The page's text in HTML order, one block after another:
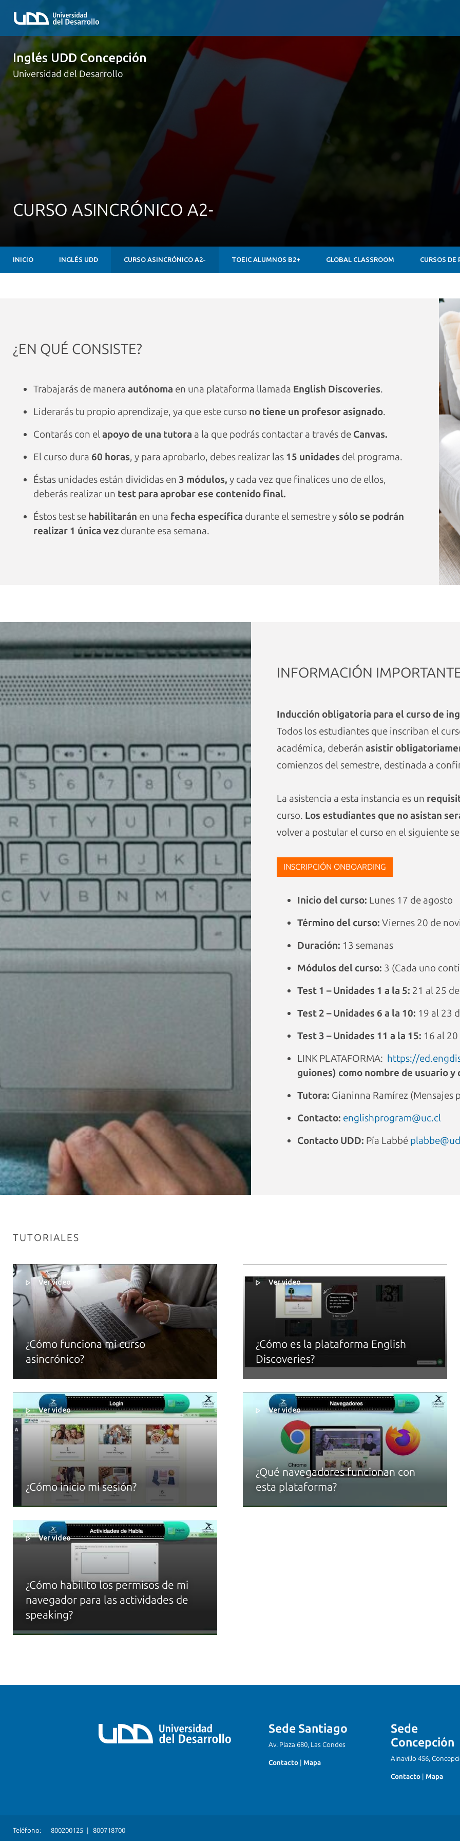
Inglés UDD Concepción
Universidad del Desarrollo
CURSO ASINCRÓNICO A2-
INICIO INGLÉS UDD CURSO ASINCRÓNICO A2- TOEIC ALUMNOS B2+ GLOBAL CLASSROOM CURSOS DE
¿EN QUÉ CONSISTE?
Trabajarás de manera autónoma en una plataforma llamada English Discoveries.
Liderarás tu propio aprendizaje, ya que este curso no tiene un profesor asignado.
Contarás con elapoyo de una tutora a la que podrás contactar a través de Canvas.
El curso dura 60 horas, y para aprobarlo, debes realizar las 15 unidades del programa.
Éstas unidades están divididas en 3 módulos, y cada vez que finalices uno de ellos,
deberás realizar un test para aprobar ese contenido final.
Éstos test se habilitarán en una fecha específica durante el semestre ysólo se podrán
realizar 1 única vez durante esa semana.
INFORMACIÓN
Inducción obligatoria para el curso de
Todos los estudiantes que inscriban el
académica, deberán asistir
comienzos del semestre, destinada a
La asistencia a esta instancia es un
curso. Los estudiantes que no asistan
volver a postular el curso en el siguiente
INSCRIPCIÓN ONBOARDING
Inicio del curso: Lunes 17 de agosto
Término del curso: Viernes 20 de
Duración: 13 semanas
Módulos del curso: 3 (Cada uno
Test 1 – Unidades 1 a la 5: 21 al 25
Test 2 – Unidades 6 a la 10: 19 al 23
Test 3 – Unidades 11 a la 15: 16 al
LINK PLATAFORMA: https://
guiones) como nombre de usuario y
Tutora: Gianinna Ramírez (Mensajes
Contacto: englishprogram@uc.cl
Contacto UDD: Pía Labbé
TUTORIALES
Ver video
¿Cómo funciona mi curso
asincrónico?
Ver video
¿Cómo es la plataforma English
Discoveries?
Ver video
¿Cómo inicio mi sesión?
Ver video
¿Qué navegadores funcionan con
esta plataforma?
Ver video
¿Cómo habilito los permisos de mi
navegador para las actividades de
speaking?
Sede Santiago
Av. Plaza 680, Las Condes
Contacto | Mapa
Sede
Concepción
Ainavillo 456,
Contacto | Mapa
Teléfono: 800200125 | 800718700